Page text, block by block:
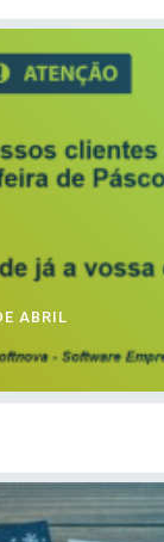
ABRIL